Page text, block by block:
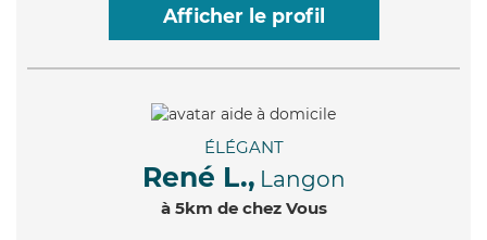
Afficher le profil
ÉLÉGANT
René L., Langon
à 5km de chez Vous